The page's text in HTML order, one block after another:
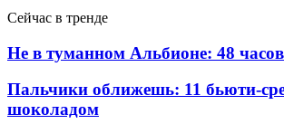
Сейчас в тренде
Не в туманном Альбионе: 48
Пальчики оближешь: 11 бьюти-
шоколадом